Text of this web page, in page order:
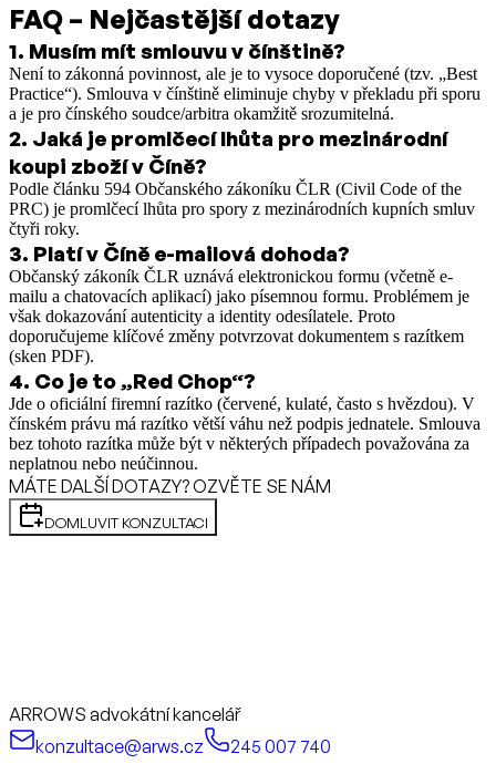
FAQ – Nejčastější dotazy
1. Musím mít smlouvu v čínštině?
Není to zákonná povinnost, ale je to vysoce doporučené (tzv. „Best
Practice“). Smlouva v čínštině eliminuje chyby v překladu při sporu
a je pro čínského soudce/arbitra okamžitě srozumitelná.
2. Jaká je promlčecí lhůta pro mezinárodní
koupi zboží v Číně?
Podle článku 594 Občanského zákoníku ČLR (Civil Code of the
PRC) je promlčecí lhůta pro spory z mezinárodních kupních smluv
čtyři roky.
3. Platí v Číně e-mailová dohoda?
Občanský zákoník ČLR uznává elektronickou formu (včetně e-
mailu a chatovacích aplikací) jako písemnou formu. Problémem je
však dokazování autenticity a identity odesílatele. Proto
doporučujeme klíčové změny potvrzovat dokumentem s razítkem
(sken PDF).
4. Co je to „Red Chop“?
Jde o oficiální firemní razítko (červené, kulaté, často s hvězdou). V
čínském právu má razítko větší váhu než podpis jednatele. Smlouva
bez tohoto razítka může být v některých případech považována za
neplatnou nebo neúčinnou.
MÁTE DALŠÍ DOTAZY? OZVĚTE SE NÁM
DOMLUVIT KONZULTACI
ARROWS advokátní kancelář
konzultace@arws.cz
245 007 740